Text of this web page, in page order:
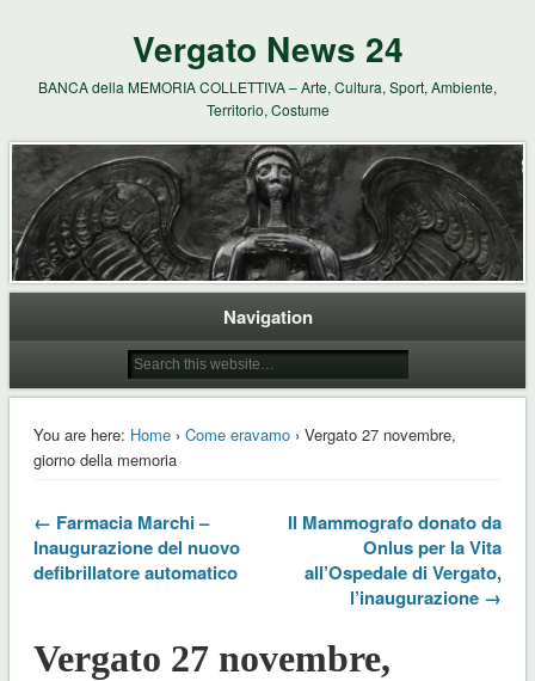
Vergato News 24
BANCA della MEMORIA COLLETTIVA – Arte, Cultura, Sport, Ambiente,
Territorio, Costume
Navigation
You are here: Home› Come eravamo› Vergato 27 novembre,
giorno della memoria
← Farmacia Marchi –
Inaugurazione del nuovo
defibrillatore automatico
Il Mammografo donato da
Onlus per la Vita
all’Ospedale di Vergato,
l’inaugurazione →
Vergato 27 novembre,